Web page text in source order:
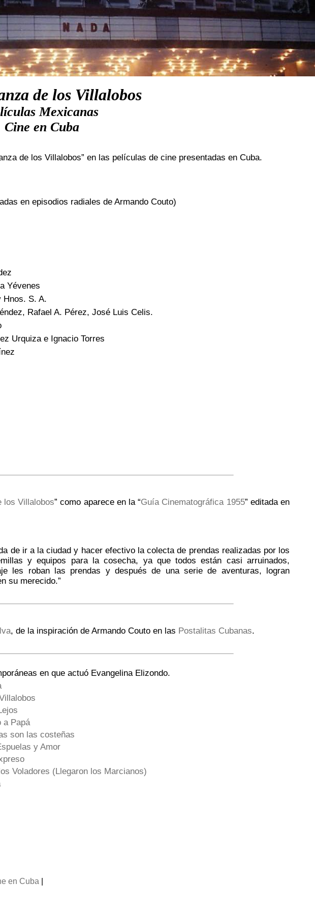
de los Villalobos
Mexicanas
Cine en Cuba
de los Villalobos” en las películas de cine presentadas en Cuba.
en episodios radiales de Armando Couto)
Yévenes
Hnos. S. A.
Rafael A. Pérez, José Luis Celis.
Urquiza e Ignacio Torres
los Villalobos” como aparece en la “Guía Cinematográfica 1955” editada en
de ir a la ciudad y hacer efectivo la colecta de prendas realizadas por los
y equipos para la cosecha, ya que todos están casi arruinados,
les roban las prendas y después de una serie de aventuras, logran
su merecido.”
, de la inspiración de Armando Couto en las Postalitas Cubanas.
en que actuó Evangelina Elizondo.
a Papá
son las costeñas
y Amor
Voladores (Llegaron los Marcianos)
en Cuba